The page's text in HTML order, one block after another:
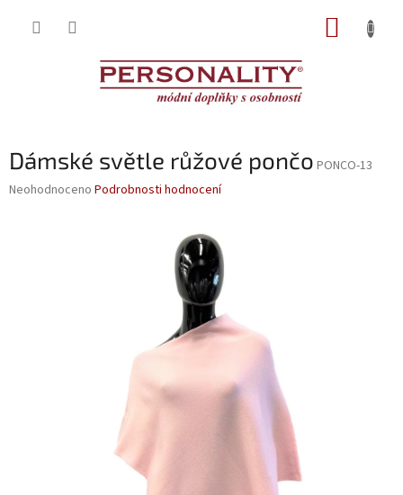
Dámské světle růžové pončo PONCO-13
Průměrné
Neohodnoceno Podrobnosti hodnocení